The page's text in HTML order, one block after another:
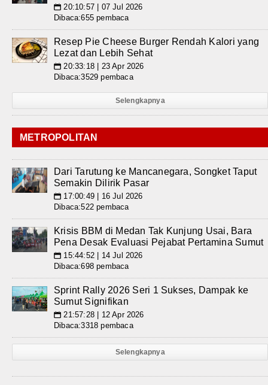
📅 20:10:57 | 07 Jul 2026
Dibaca:655 pembaca
Resep Pie Cheese Burger Rendah Kalori yang
Lezat dan Lebih Sehat
📅 20:33:18 | 23 Apr 2026
Dibaca:3529 pembaca
Selengkapnya
METROPOLITAN
Dari Tarutung ke Mancanegara, Songket Taput
Semakin Dilirik Pasar
📅 17:00:49 | 16 Jul 2026
Dibaca:522 pembaca
Krisis BBM di Medan Tak Kunjung Usai, Bara
Pena Desak Evaluasi Pejabat Pertamina Sumut
📅 15:44:52 | 14 Jul 2026
Dibaca:698 pembaca
Sprint Rally 2026 Seri 1 Sukses, Dampak ke
Sumut Signifikan
📅 21:57:28 | 12 Apr 2026
Dibaca:3318 pembaca
Selengkapnya